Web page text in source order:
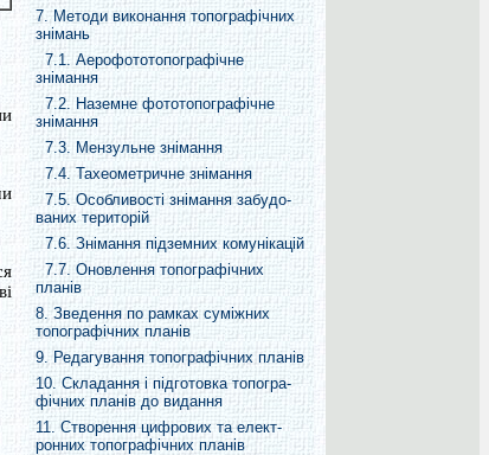
7. Методи виконання топографічних
знімань
7.1. Аерофототопографічне
знімання
7.2. Наземне фототопографічне
знімання
7.3. Мензульне знімання
7.4. Тахеометричне знімання
7.5. Особливості знімання забудо-
ваних територій
7.6. Знімання підземних комунікацій
7.7. Оновлення топографічних
планів
8. Зведення по рамках суміжних
топографічних планів
9. Редагування топографічних планів
10. Складання і підготовка топогра-
фічних планів до видання
11. Створення цифрових та елект-
ронних топографічних планів